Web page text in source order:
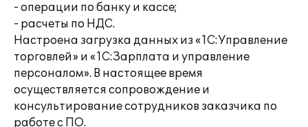
- операции по банку и кассе;
- расчеты по НДС.
Настроена загрузка данных из «1С:Управление
торговлей» и «1С:Зарплата и управление
персоналом». В настоящее время
осуществляется сопровождение и
консультирование сотрудников заказчика по
работе с ПО.